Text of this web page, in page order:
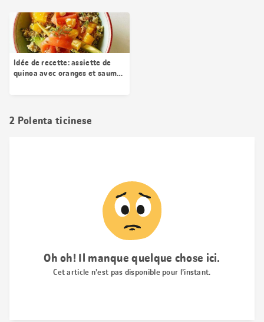
Idée de recette: assiette de
quinoa avec oranges et saumon
2 Polenta ticinese